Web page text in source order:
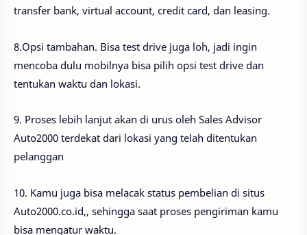
transfer bank, virtual account, credit card, dan leasing.
8.Opsi tambahan. Bisa test drive juga loh, jadi ingin
mencoba dulu mobilnya bisa pilih opsi test drive dan
tentukan waktu dan lokasi.
9. Proses lebih lanjut akan di urus oleh Sales Advisor
Auto2000 terdekat dari lokasi yang telah ditentukan
pelanggan
10. Kamu juga bisa melacak status pembelian di situs
Auto2000.co.id,, sehingga saat proses pengiriman kamu
bisa mengatur waktu.